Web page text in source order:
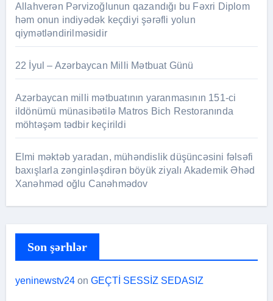
Allahverən Pərvizoğlunun qazandığı bu Fəxri Diplom
həm onun indiyədək keçdiyi şərəfli yolun
qiymətləndirilməsidir
22 İyul – Azərbaycan Milli Mətbuat Günü
Azərbaycan milli mətbuatının yaranmasının 151-ci
ildönümü münasibətilə Matros Bich Restoranında
möhtəşəm tədbir keçirildi
Elmi məktəb yaradan, mühəndislik düşüncəsini fəlsəfi
baxışlarla zənginləşdirən böyük ziyalı Akademik Əhəd
Xanəhməd oğlu Canəhmədov
Son şərhlər
yeninewstv24on GEÇTİ SESSİZ SEDASIZ